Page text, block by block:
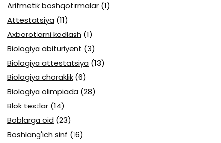
Arifmetik boshqotirmalar (1)
Attestatsiya (11)
Axborotlarni kodlash (1)
Biologiya abituriyent (3)
Biologiya attestatsiya (13)
Biologiya choraklik (6)
Biologiya olimpiada (28)
Blok testlar (14)
Boblarga oid (23)
Boshlang'ich sinf (16)